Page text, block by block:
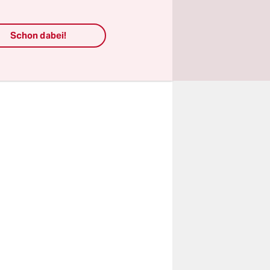
32
Schon dabei!